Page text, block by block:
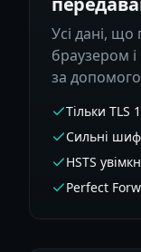
Усі дані,
браузером
за
Тільки TLS
Сильні
HSTS
Perfect